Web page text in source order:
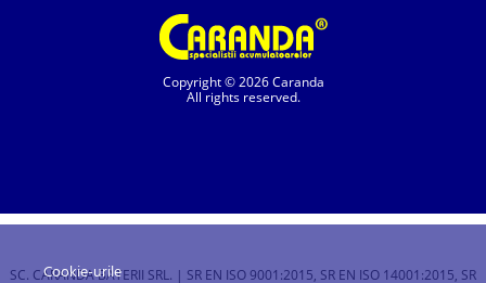
Copyright © 2026 Caranda
All rights reserved.
SC. CARANDA BATERII SRL. | SR EN ISO 9001:2015, SR EN ISO 14001:2015, SR
Cookie-urile